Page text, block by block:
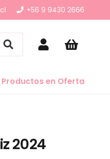
+56 9 9430 2666
Productos en Oferta
2024